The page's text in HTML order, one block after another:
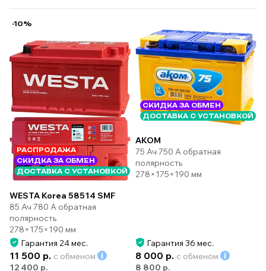
-10%
РАСПРОДАЖА
СКИДКА ЗА ОБМЕН
ДОСТАВКА С УСТАНОВКОЙ
WESTA Korea 58514 SMF
85 Ач 780 А обратная
полярность
278×175×190 мм
Гарантия 24 мес.
11 500 р. с обменом
12 400 р.
СКИДКА ЗА ОБМЕН
ДОСТАВКА С УСТАНОВКОЙ
AKOM
75 Ач 750 А обратная
полярность
278×175×190 мм
Гарантия 36 мес.
8 000 р. с обменом
8 800 р.